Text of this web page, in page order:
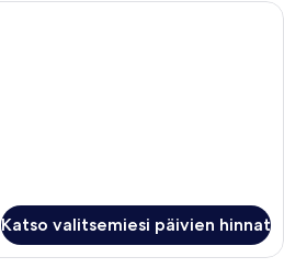
Moderni hotellihuone, jossa on
Katso valitsemiesi päivien hinnat